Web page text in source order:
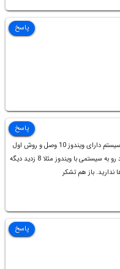
پاسخ
نکته: هارد تون رو به یک سیستم دارای ویندوز 10 وصل و روش اول
را انجام بدید. بعد اگر هارد رو به سیستمی با ویندوز مثلا 8 زدید دیگه
ندارید. باز هم تشکر
پاسخ
پاسخ